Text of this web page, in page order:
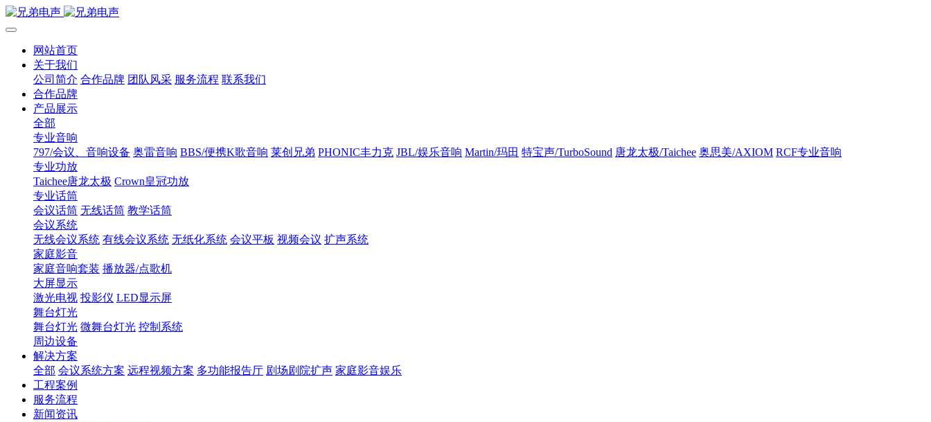
网站首页
关于我们
公司简介 合作品牌 团队风采 服务流程 联系我们
合作品牌
产品展示
全部
专业音响
797/会议、音响设备 奥雷音响 BBS/便携K歌音响 莱创兄弟 PHONIC丰力克 JBL/娱乐音响 Martin/玛田 特宝声/TurboSound 唐龙太极/Taichee 奥思美/AXIOM RCF专业音响
专业功放
Taichee唐龙太极 Crown皇冠功放
专业话筒
会议话筒 无线话筒 教学话筒
会议系统
无线会议系统 有线会议系统 无纸化系统 会议平板 视频会议 扩声系统
家庭影音
家庭音响套装 播放器/点歌机
大屏显示
激光电视 投影仪 LED显示屏
舞台灯光
舞台灯光 微舞台灯光 控制系统
周边设备
解决方案
全部 会议系统方案 远程视频方案 多功能报告厅 剧场剧院扩声 家庭影音娱乐
工程案例
服务流程
新闻资讯